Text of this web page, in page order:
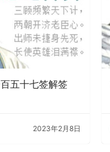
五十七签解签
2023年2月8日